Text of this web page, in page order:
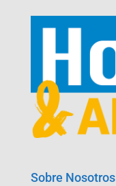
Sobre Nosotros